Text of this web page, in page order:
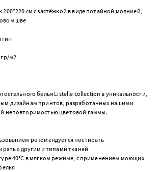
200*220 см с застёжкой в виде потайной молнией,
шве
гр/м2
белья Listelle collection в уникальности,
дизайнам принтов, разработанных нашими
неповторимостью цветовой гаммы.
рекомендуется постирать
с другими типами тканей
40°С в мягком режиме, с применением моющих